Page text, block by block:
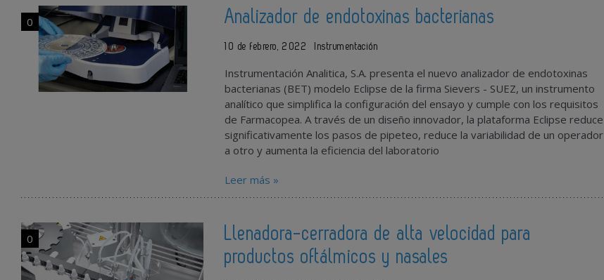
0 Analizador de endotoxinas bacterianas
10 de febrero, 2022 Instrumentación
Instrumentación Analitica, S.A. presenta el nuevo analizador de endotoxinas
bacterianas (BET) modelo Eclipse de la firma Sievers - SUEZ, un instrumento
analítico que simplifica la configuración del ensayo y cumple con los requisitos
de Farmacopea. A través de un diseño innovador, la plataforma Eclipse reduce
significativamente los pasos de pipeteo, reduce la variabilidad de un operador
a otro y aumenta la eficiencia del laboratorio
Leer más »
0
Llenadora-cerradora de alta velocidad para
productos oftálmicos y nasales